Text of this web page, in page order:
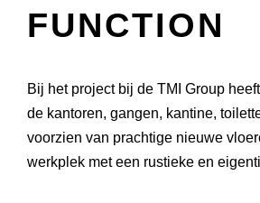
FUNCTION
Bij het project bij de TMI Group
de kantoren, gangen, kantine,
voorzien van prachtige nieuwe
werkplek met een rustieke en